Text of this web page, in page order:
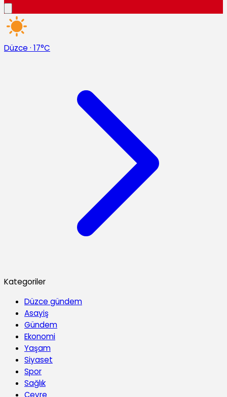
Düzce · 17°C
Kategoriler
Düzce gündem
Asayiş
Gündem
Ekonomi
Yaşam
Siyaset
Spor
Sağlık
Çevre